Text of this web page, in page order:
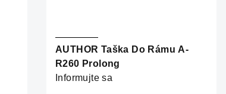
AUTHOR Taška Do Rámu A-
R260 Prolong
Informujte sa